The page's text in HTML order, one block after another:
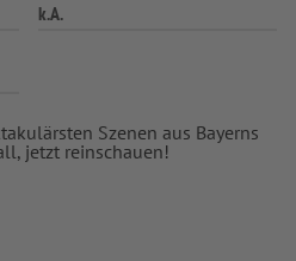
k.A.
Szenen aus Bayerns
jetzt reinschauen!